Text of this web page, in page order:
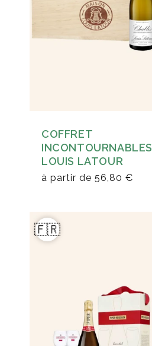
COFFRET
INCONTOURNABLES
LOUIS LATOUR
à partir de 56,80 €
🇫🇷